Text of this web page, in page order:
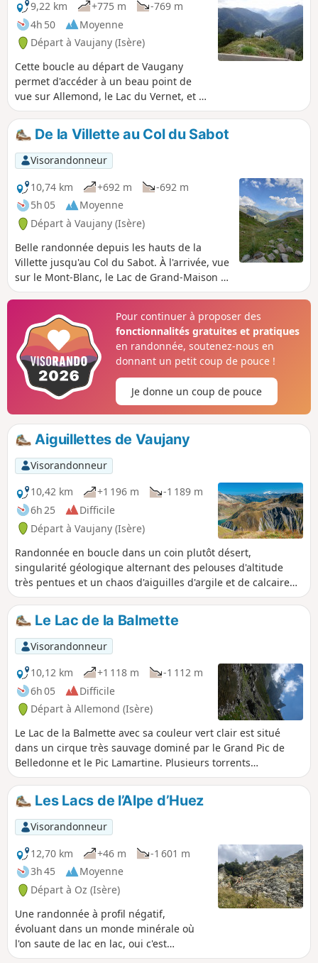
9,22 km +775 m
-769 m
4h 50
Moyenne
Départ à Vaujany (Isère)
Cette boucle au départ de Vaugany
permet d'accéder à un beau point de
vue sur Allemond, le Lac du Vernet, et la
rencontre des vallées de l'Eau d'Olle et
de la Fare.La plus grande partie du
circuit se fait en forêt.
De la Villette au Col du Sabot
Visorandonneur
10,74 km
+692 m
-692 m
5h 05
Moyenne
Départ à Vaujany (Isère)
Belle randonnée depuis les hauts de la
Villette jusqu'au Col du Sabot. À l'arrivée, vue
sur le Mont-Blanc, le Lac de Grand-Maison et
les Aiguilles de l'Argentière. Loin des
chemin récemment rénové longe parfois
une petite route empruntée par quelques
cyclistes et automobilistes. Les deux mènent
au col. Les arbres cèdent vite la place à la
prairie en montant. Quelques ruisseaux à
traverser. On peut entendre des marmottes.
Cette balade à pied est librement inspirée
de cette visorando raquettes
Pour continuer à proposer des
fonctionnalités gratuites et pratiques
en randonnée, soutenez-nous en
donnant un petit coup de pouce !
Je donne un coup de pouce
Aiguillettes de Vaujany
Visorandonneur
10,42 km
+1 196 m
-1 189 m
6h 25
Difficile
Départ à Vaujany (Isère)
Randonnée en boucle dans un coin plutôt désert,
singularité géologique alternant des pelouses d'altitude
très pentues et un chaos d'aiguilles d'argile et de calcaire
noir.
Le Lac de la Balmette
Visorandonneur
10,12 km
+1 118 m
-1 112 m
6h 05
Difficile
Départ à Allemond (Isère)
Le Lac de la Balmette avec sa couleur vert clair est situé
dans un cirque très sauvage dominé par le Grand Pic de
Belledonne et le Pic Lamartine. Plusieurs torrents
s'insinuant sous les éboulis l'alimentent et son trop plein
donne naissance au ruisseau d'Articol.
Les Lacs de l’Alpe d’Huez
Visorandonneur
12,70 km
+46 m
-1 601 m
3h 45
Moyenne
Départ à Oz (Isère)
Une randonnée à profil négatif,
évoluant dans un monde minérale où
l'on saute de lac en lac, oui c'est
possible. Bien entendu, il est nécessaire